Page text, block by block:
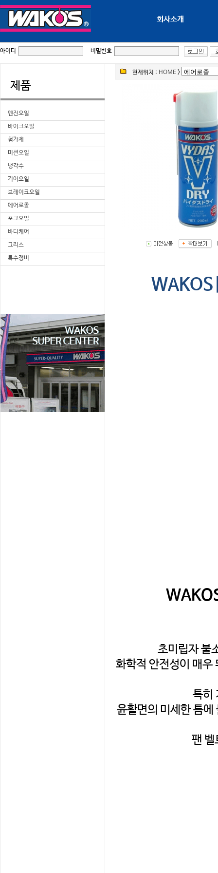
회사소개
아이디 비밀번호
제품
엔진오일
바이크오일
첨가제
미션오일
냉각수
기어오일
브레이크오일
에어로졸
포크오일
바디케어
그리스
특수정비
현재위치 : HOME >
초미립자 불
특히
팬 벨